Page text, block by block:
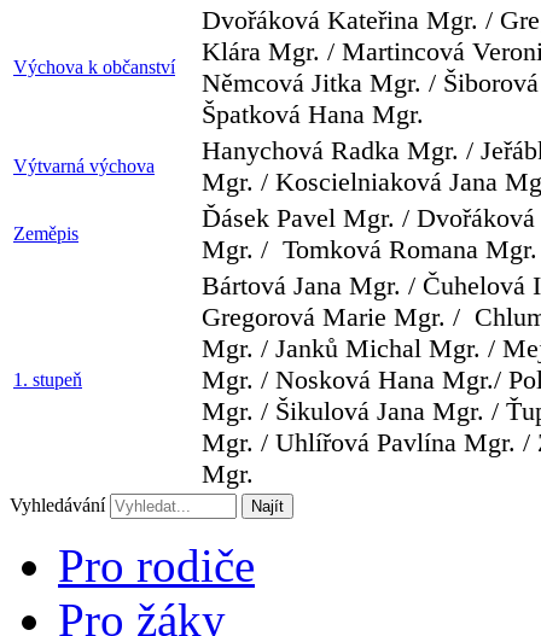
Výchova k občanství
Dvořáková Kateřina Mgr. /
Klára Mgr. / Martincová
Němcová Jitka Mgr. /
Špatková Hana Mgr.
Výtvarná výchova
Hanychová Radka Mgr. /
Mgr. / Koscielniaková Jana
Zeměpis
Ďásek Pavel Mgr. /
Mgr. / Tomková Romana Mgr.
1. stupeň
Bártová Jana Mgr. / Čuhelová
Gregorová Marie Mgr. /
Mgr. / Janků Michal Mgr. /
Mgr. / Nosková Hana Mgr./
Mgr. / Šikulová Jana Mgr. /
Mgr. / Uhlířová Pavlína Mgr. /
Mgr.
Vyhledávání Najít
Pro rodiče
Pro žáky